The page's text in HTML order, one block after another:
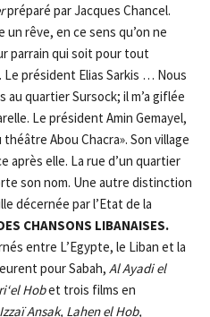
préparé par Jacques Chancel.
rêve, en ce sens qu’on ne
parrain qui soit pour tout
président Elias Sarkis … Nous
quartier Sursock; il m’a giflée
Le président Amin Gemayel,
Abou Chacra». Son village
après elle. La rue d’un quartier
son nom. Une autre distinction
décernée par l’Etat de la
CHANSONS LIBANAISES.
entre L’Egypte, le Liban et la
pour Sabah, Al Ayadi el
‘elHobet trois films en
Izzaï Ansak, Lahen el Hob,